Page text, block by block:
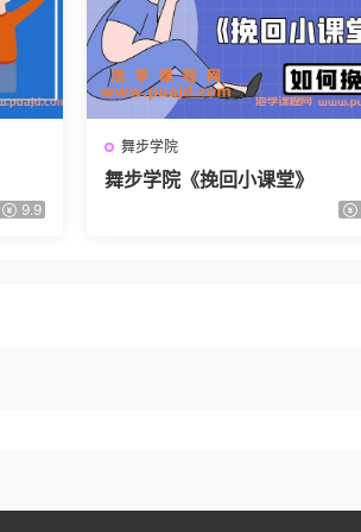
9.9
舞步学院
舞步学院《挽回小课堂》